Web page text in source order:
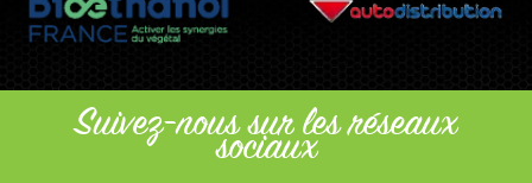
Suivez-nous sur les réseaux
sociaux